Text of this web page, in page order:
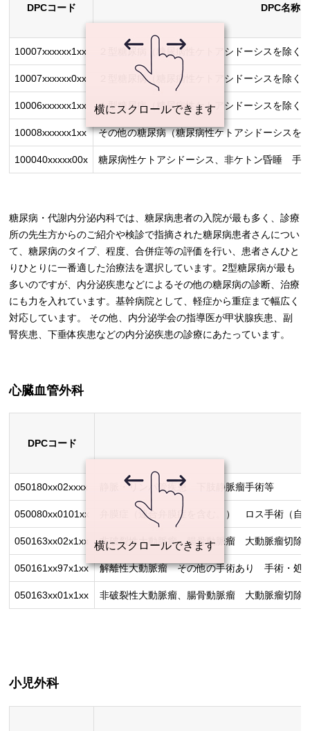
DPCコード DPC名称
10007xxxxxx1xx ２型糖尿病（糖尿病性ケトアシドーシスを除
10007xxxxxx0xx ２型糖尿病（糖尿病性ケトアシドーシスを除
10006xxxxxx1xx １型糖尿病（糖尿病性ケトアシドーシスを除
10008xxxxxx1xx その他の糖尿病（糖尿病性ケトアシドーシス
100040xxxxx00x 糖尿病性ケトアシドーシス、非ケトン昏睡 手
糖尿病・代謝内分泌内科では、糖尿病患者の入院が最も多く、診療
所の先生方からのご紹介や検診で指摘された糖尿病患者さんについ
て、糖尿病のタイプ、程度、合併症等の評価を行い、患者さんひと
りひとりに一番適した治療法を選択しています。2型糖尿病が最も
多いのですが、内分泌疾患などによるその他の糖尿病の診断、治療
にも力を入れています。基幹病院として、軽症から重症まで幅広く
対応しています。 その他、内分泌学会の指導医が甲状腺疾患、副
腎疾患、下垂体疾患などの内分泌疾患の診療にあたっています。
心臓血管外科
DPCコード
050180xx02xxxx 静脈・リンパ管疾患 下肢静脈瘤手術等
050080xx0101xx 弁膜症（連合弁膜症を含む。） ロス手術（
050163xx02x1xx 非破裂性大動脈瘤、腸骨動脈瘤 大動脈瘤切除
050161xx97x1xx 解離性大動脈瘤 その他の手術あり 手術・処
050163xx01x1xx 非破裂性大動脈瘤、腸骨動脈瘤 大動脈瘤切除
小児外科